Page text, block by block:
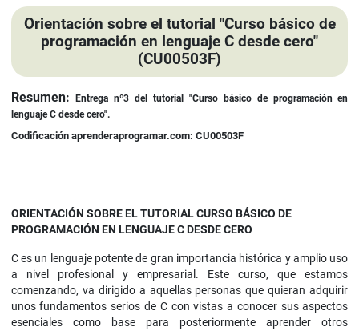
Orientación sobre el tutorial "Curso básico de
programación en lenguaje C desde cero"
(CU00503F)
Detalles
Resumen:Entrega nº3 del tutorial "Curso básico de programación en
lenguaje C desde cero".
Codificación aprenderaprogramar.com: CU00503F
ORIENTACIÓN SOBRE EL TUTORIAL CURSO BÁSICO DE
PROGRAMACIÓN EN LENGUAJE C DESDE CERO
C es un lenguaje potente de gran importancia histórica y amplio uso
a nivel profesional y empresarial. Este curso, que estamos
comenzando, va dirigido a aquellas personas que quieran adquirir
unos fundamentos serios de C con vistas a conocer sus aspectos
esenciales como base para posteriormente aprender otros